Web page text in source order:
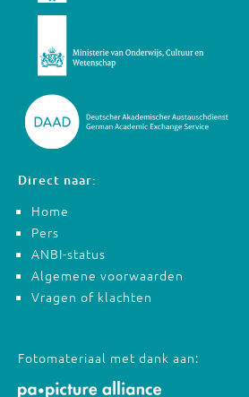
Direct naar:
Home
Pers
ANBI-status
Algemene voorwaarden
Vragen of klachten
Fotomateriaal met dank aan: